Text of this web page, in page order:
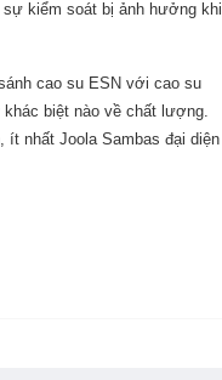
kiểm soát bị ảnh hưởng khi
cao su ESN với cao su
biệt nào về chất lượng.
ít nhất Joola Sambas đại diện